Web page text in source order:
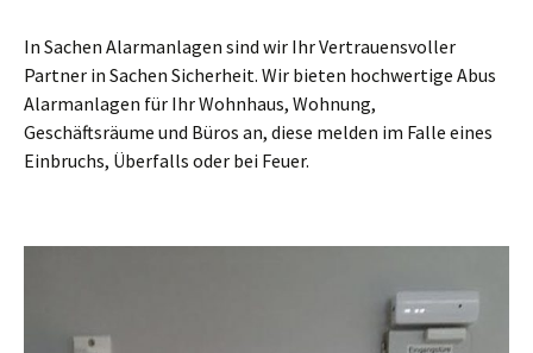
In Sachen Alarmanlagen sind wir Ihr Vertrauensvoller
Partner in Sachen Sicherheit. Wir bieten hochwertige Abus
Alarmanlagen für Ihr Wohnhaus, Wohnung,
Geschäftsräume und Büros an, diese melden im Falle eines
Einbruchs, Überfalls oder bei Feuer.